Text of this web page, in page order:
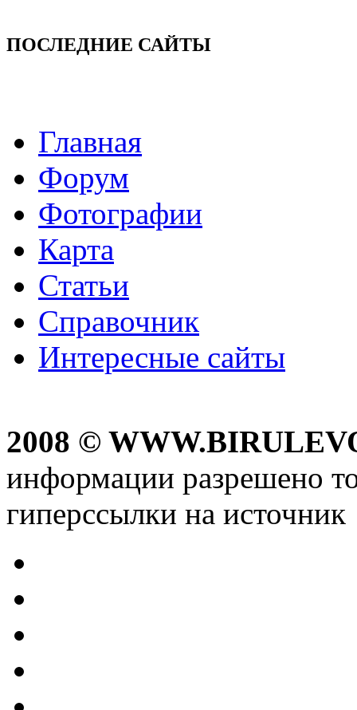
ПОСЛЕДНИЕ САЙТЫ
Главная
Форум
Фотографии
Карта
Статьи
Справочник
Интересные сайты
2008 ©
информации разрешено
гиперссылки на источник